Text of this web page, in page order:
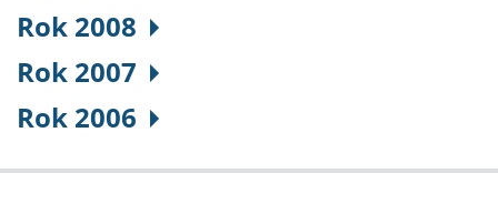
Rok 2008
Rok 2007
Rok 2006